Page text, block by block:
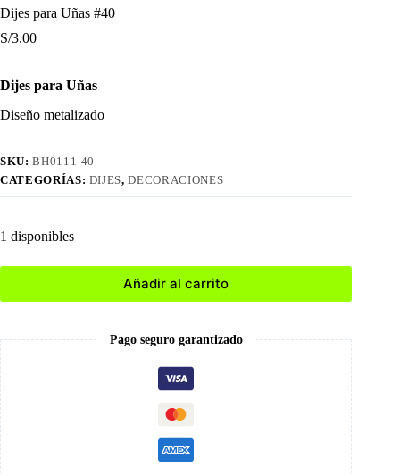
Dijes para Uñas #40
S/3.00
Dijes para Uñas
Diseño metalizado
SKU:BH0111-40
CATEGORÍAS: DIJES,DECORACIONES
1 disponibles
Añadir al carrito
Pago seguro garantizado